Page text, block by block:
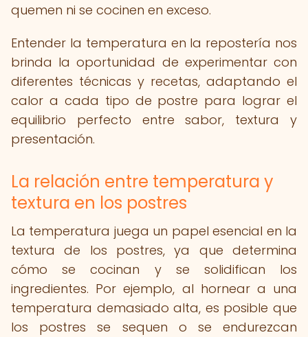
quemen ni se cocinen en exceso.
Entender la temperatura en la repostería nos
brinda la oportunidad de experimentar con
diferentes técnicas y recetas, adaptando el
calor a cada tipo de postre para lograr el
equilibrio perfecto entre sabor, textura y
presentación.
La relación entre temperatura y
textura en los postres
La temperatura juega un papel esencial en la
textura de los postres, ya que determina
cómo se cocinan y se solidifican los
ingredientes. Por ejemplo, al hornear a una
temperatura demasiado alta, es posible que
los postres se sequen o se endurezcan